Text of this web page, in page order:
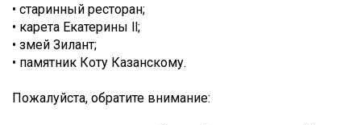
• старинный ресторан;
• карета Екатерины ll;
• змей Зилант;
• памятник Коту Казанскому.
Пожалуйста, обратите внимание: